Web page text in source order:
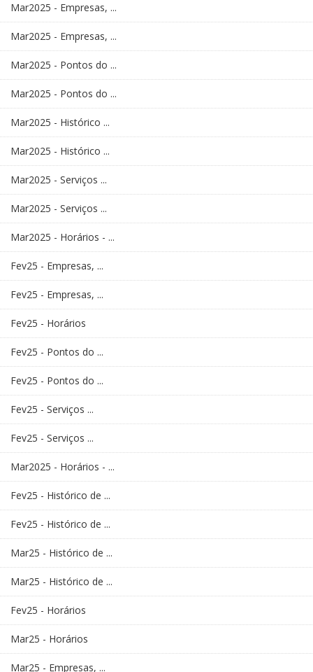
Mar2025 - Empresas, ...
Mar2025 - Empresas, ...
Mar2025 - Pontos do ...
Mar2025 - Pontos do ...
Mar2025 - Histórico ...
Mar2025 - Histórico ...
Mar2025 - Serviços ...
Mar2025 - Serviços ...
Mar2025 - Horários - ...
Fev25 - Empresas, ...
Fev25 - Empresas, ...
Fev25 - Horários
Fev25 - Pontos do ...
Fev25 - Pontos do ...
Fev25 - Serviços ...
Fev25 - Serviços ...
Mar2025 - Horários - ...
Fev25 - Histórico de ...
Fev25 - Histórico de ...
Mar25 - Histórico de ...
Mar25 - Histórico de ...
Fev25 - Horários
Mar25 - Horários
Mar25 - Empresas, ...